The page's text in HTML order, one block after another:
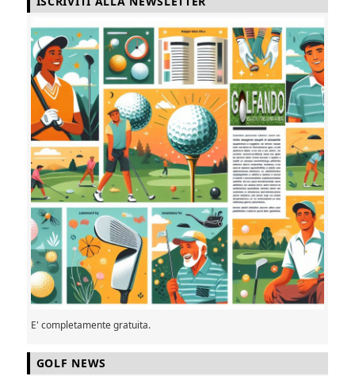
E' completamente gratuita.
GOLF NEWS